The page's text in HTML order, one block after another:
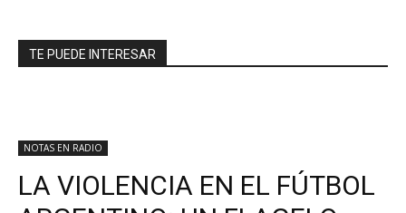
TE PUEDE INTERESAR